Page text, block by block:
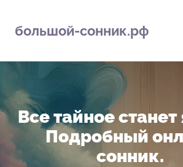
большой-сонник.рф
Все тайное
Подробный
сонник.